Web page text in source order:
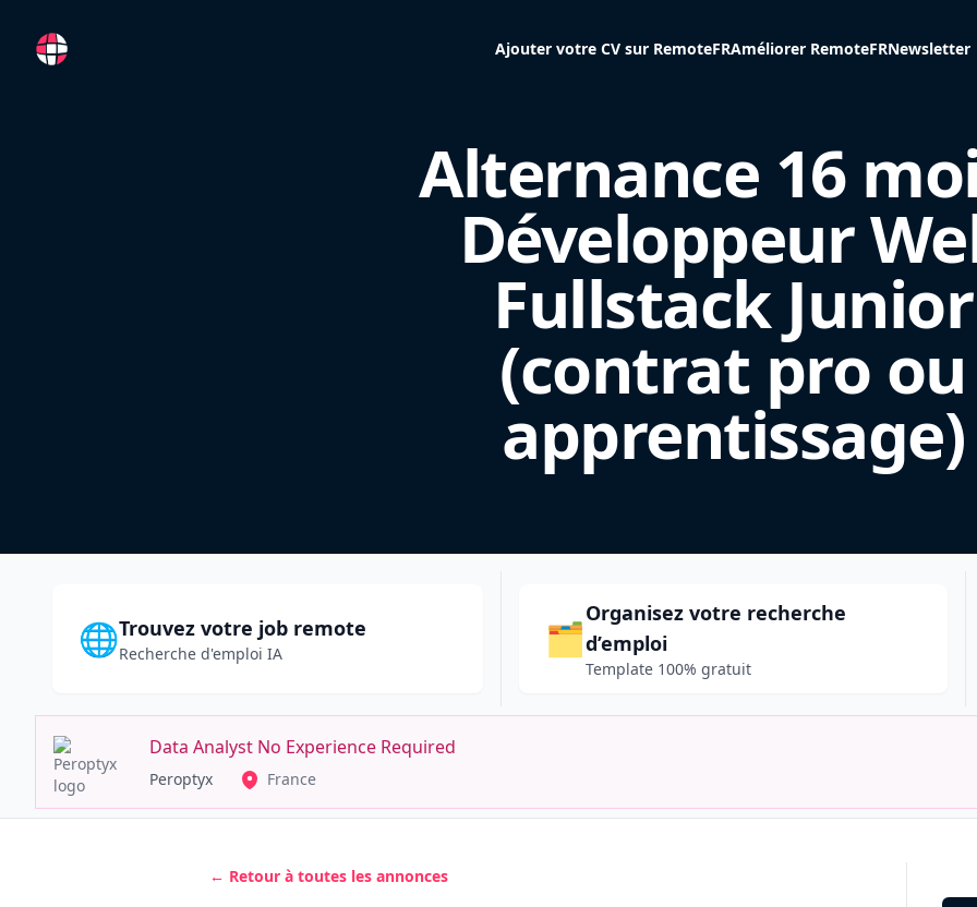
RemoteFR Ajouter votre CV sur RemoteFRAméliorer RemoteFRNewsletter
Alternance 16
Développeur
Fullstack Junior
(contrat pro ou
apprentissage)
🌐Trouvez votre job remote
Recherche d'emploi IA 🗂️
Organisez votre recherche
d’emploi
Template 100% gratuit
Data Analyst No Experience Required
Peroptyx France
← Retour à toutes les annonces